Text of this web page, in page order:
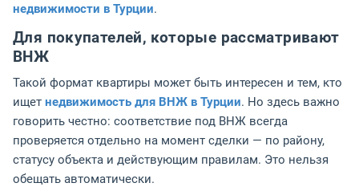
недвижимости в Турции.
Для покупателей, которые рассматривают
ВНЖ
Такой формат квартиры может быть интересен и тем, кто
ищет недвижимость для ВНЖ в Турции. Но здесь важно
говорить честно: соответствие под ВНЖ всегда
проверяется отдельно на момент сделки — по району,
статусу объекта и действующим правилам. Это нельзя
обещать автоматически.